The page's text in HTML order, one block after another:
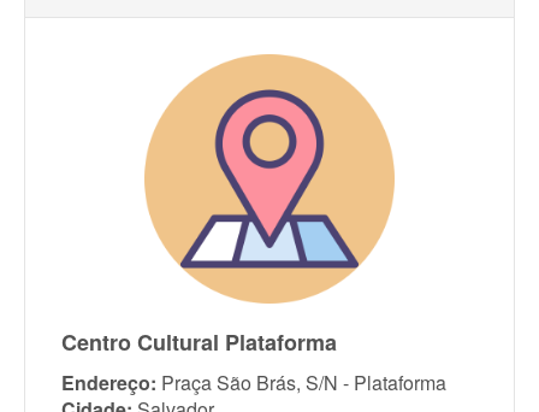
Centro Cultural Plataforma
Endereço: Praça São Brás, S/N - Plataforma